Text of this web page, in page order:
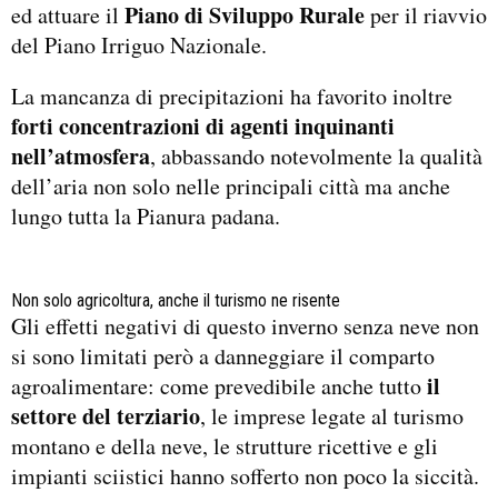
ed attuare il Piano di Sviluppo Ruraleper il riavvio
del Piano Irriguo Nazionale.
La mancanza di precipitazioni ha favorito inoltre
forti concentrazioni di agenti inquinanti
nell’atmosfera, abbassando notevolmente la qualità
dell’aria non solo nelle principali città ma anche
lungo tutta la Pianura padana.
Non solo agricoltura, anche il turismo ne risente
Gli effetti negativi di questo inverno senza neve non
si sono limitati però a danneggiare il comparto
agroalimentare: come prevedibile anche tuttoil
settore del terziario, le imprese legate al turismo
montano e della neve, le strutture ricettive e gli
impianti sciistici hanno sofferto non poco la siccità.